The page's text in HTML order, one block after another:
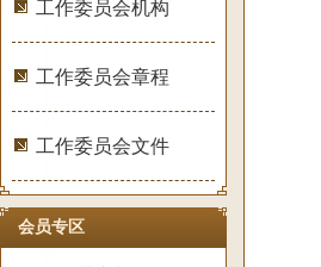
工作委员会机构
工作委员会章程
工作委员会文件
会员专区